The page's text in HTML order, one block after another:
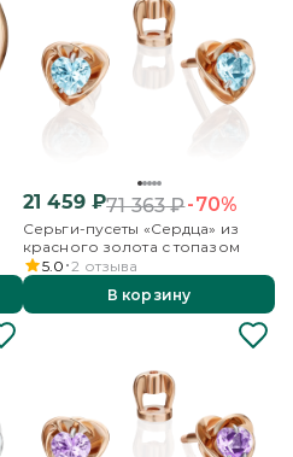
21 459₽71 363₽-70%
Серьги-пусеты «Сердца» из
красного золота с топазом
5.0 2 отзыва
В корзину